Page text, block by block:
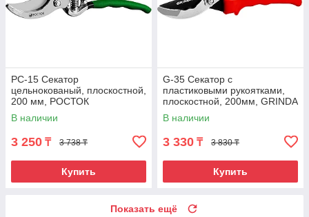
PC-15 Секатор
цельнокованый, плоскостной,
200 мм, РОСТОК
В наличии
3 250 ₸ 3 738 ₸
Купить
G-35 Секатор с
пластиковыми рукоятками,
плоскостной, 200мм, GRINDA
В наличии
3 330 ₸ 3 830 ₸
Купить
Показать ещё